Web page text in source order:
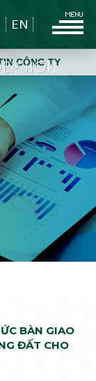
EN
CÔNG TY
BÀN GIAO
ĐẤT CHO